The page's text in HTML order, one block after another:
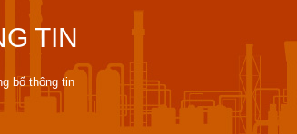
TIN
bố thông tin